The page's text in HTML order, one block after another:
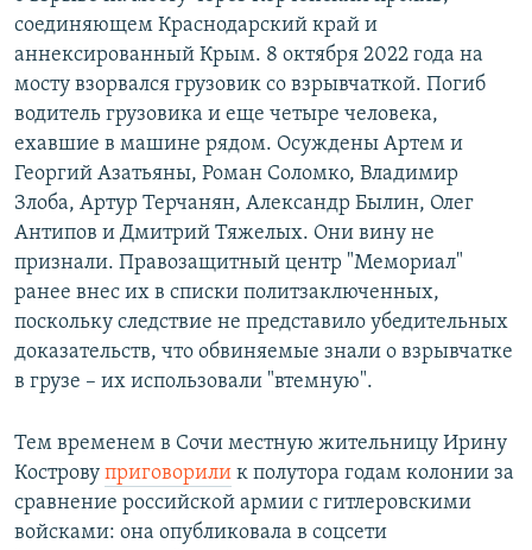
соединяющем Краснодарский край и
аннексированный Крым. 8 октября 2022 года на
мосту взорвался грузовик со взрывчаткой. Погиб
водитель грузовика и еще четыре человека,
ехавшие в машине рядом. Осуждены Артем и
Георгий Азатьяны, Роман Соломко, Владимир
Злоба, Артур Терчанян, Александр Былин, Олег
Антипов и Дмитрий Тяжелых. Они вину не
признали. Правозащитный центр "Мемориал"
ранее внес их в списки политзаключенных,
поскольку следствие не представило убедительных
доказательств, что обвиняемые знали о взрывчатке
в грузе – их использовали "втемную".
Тем временем в Сочи местную жительницу Ирину
Кострову приговорили к полутора годам колонии за
сравнение российской армии с гитлеровскими
войсками: она опубликовала в соцсети